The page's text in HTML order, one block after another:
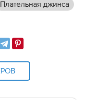
Плательная джинса